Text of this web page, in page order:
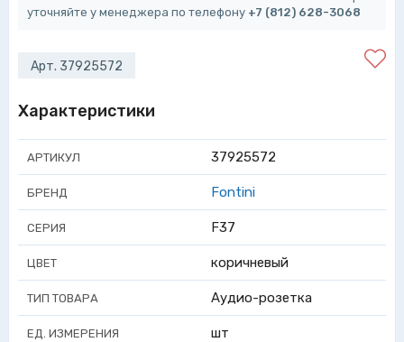
уточняйте у менеджера по телефону +7 (812) 628-3068
Арт. 37925572
Характеристики
АРТИКУЛ 37925572
БРЕНД Fontini
СЕРИЯ F37
ЦВЕТ коричневый
ТИП ТОВАРА Аудио-розетка
ЕД. ИЗМЕРЕНИЯ шт